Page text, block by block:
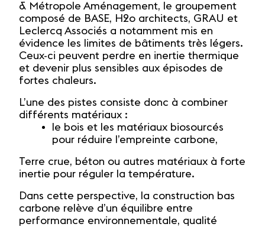
& Métropole Aménagement, le groupement
composé de BASE, H2o architects, GRAU et
Leclercq Associés a notamment mis en
évidence les limites de bâtiments très légers.
Ceux-ci peuvent perdre en inertie thermique
et devenir plus sensibles aux épisodes de
fortes chaleurs.
L’une des pistes consiste donc à combiner
différents matériaux :
le bois et les matériaux biosourcés
pour réduire l’empreinte carbone,
Terre crue, béton ou autres matériaux à forte
inertie pour réguler la température.
Dans cette perspective, la construction bas
carbone relève d’un équilibre entre
performance environnementale, qualité